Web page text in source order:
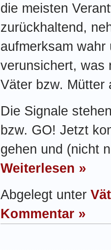
die meisten
zurückhaltend,
aufmerksam
verunsichert, was
Väter bzw. Mütter
Die Signale
bzw. GO! Jetzt
gehen und (nicht
Weiterlesen »
Abgelegt unter
Kommentar »